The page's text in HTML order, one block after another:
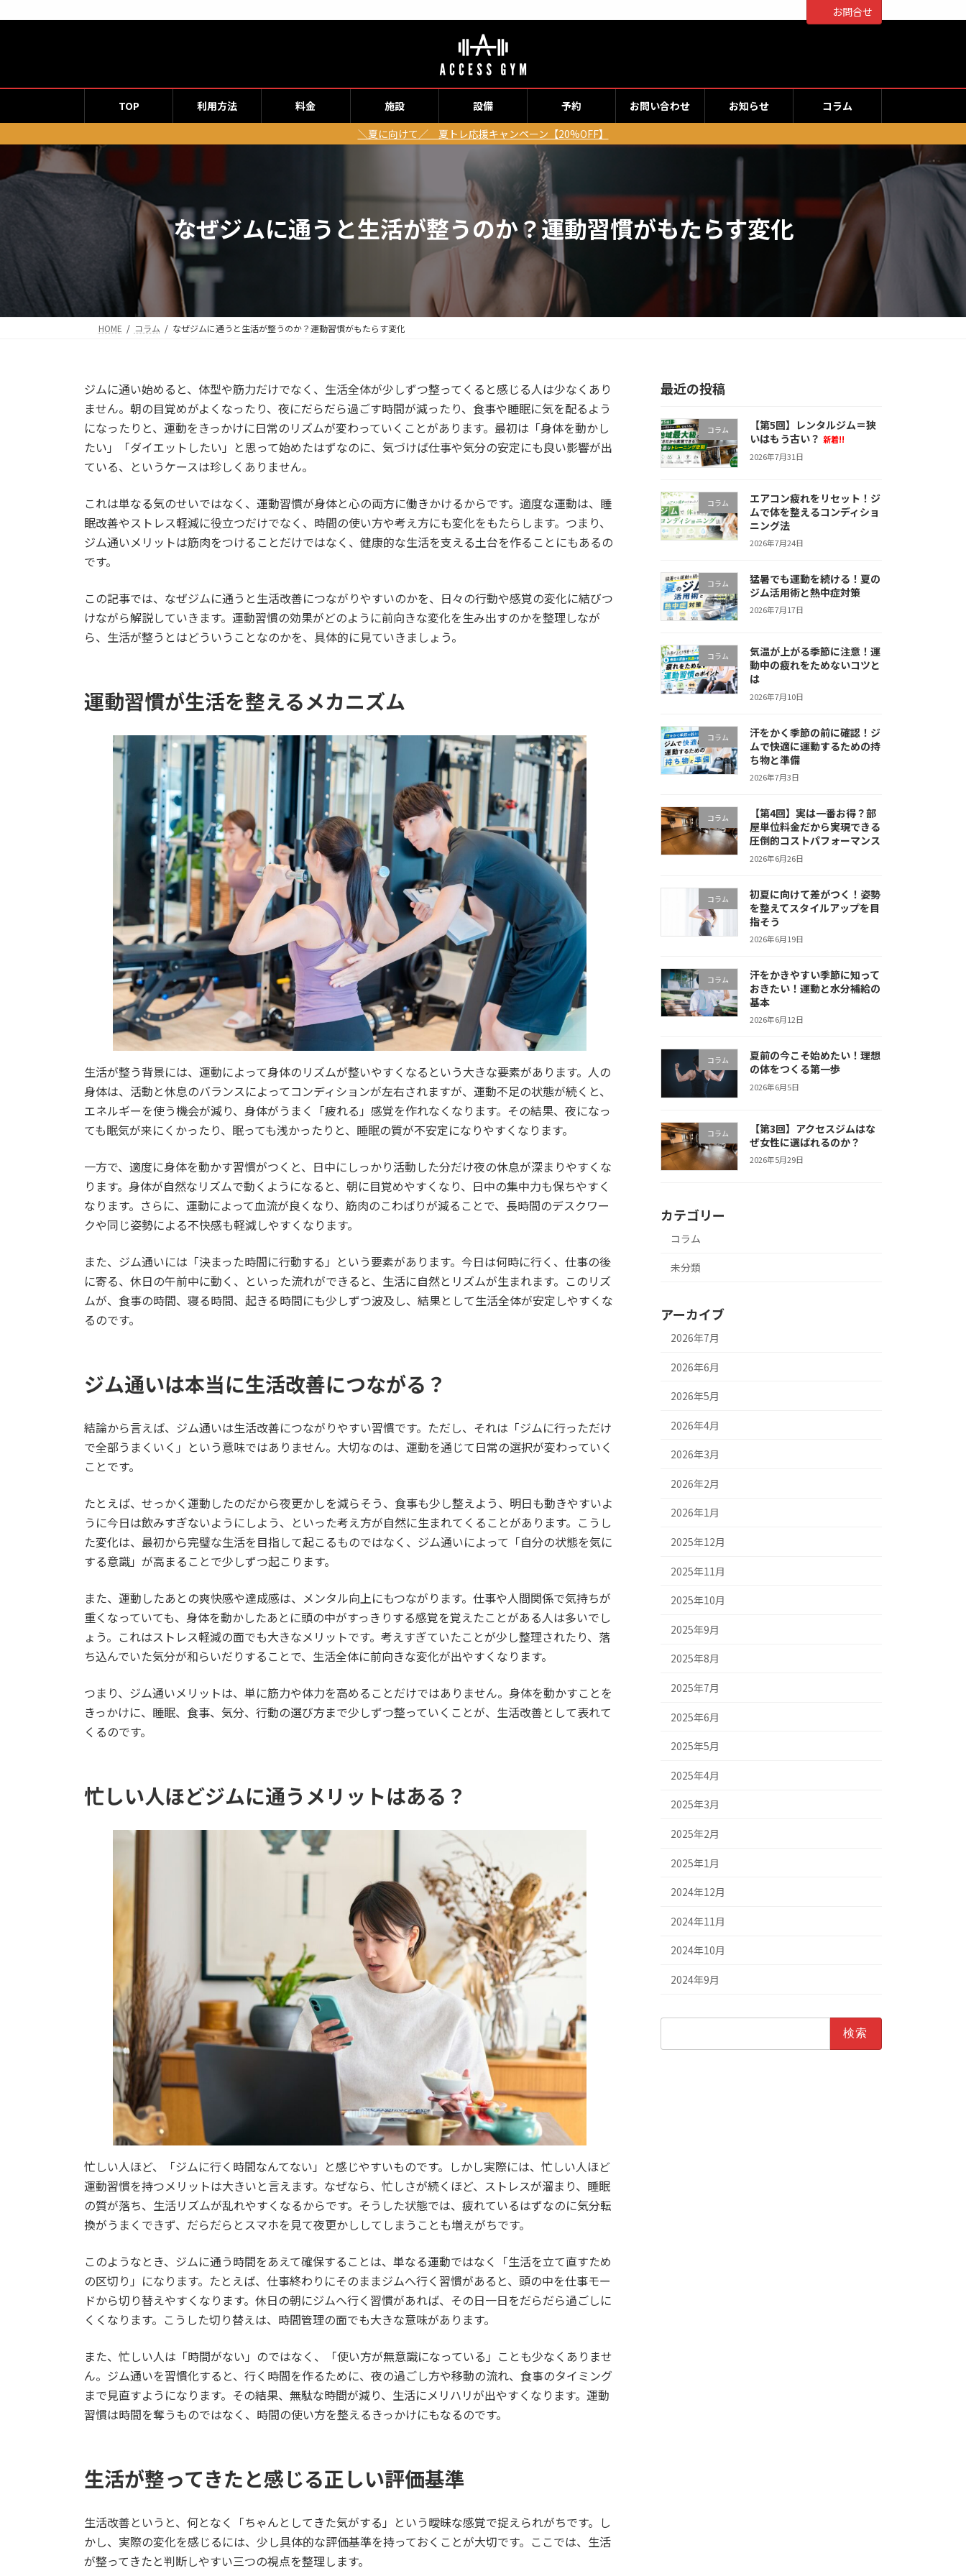
ン
へ
キ
ッ
ビ
ョ
に
移
お問合せ
TOP 利用方法 料金 施設 設備 予約 お問い合わせ お知らせ
コラム
＼夏に向けて／ 夏トレ応援キャンペーン【20%OFF】
なぜジムに通うと生活が整うのか？運動習慣がもたらす変化
HOME コラム なぜジムに通うと生活が整うのか？運動習慣がもたらす変化
ジムに通い始めると、体型や筋力だけでなく、生活全体が少しずつ整ってくると感じる人は少なくあり
ません。朝の目覚めがよくなったり、夜にだらだら過ごす時間が減ったり、食事や睡眠に気を配るよう
になったりと、運動をきっかけに日常のリズムが変わっていくことがあります。最初は「身体を動かし
たい」「ダイエットしたい」と思って始めたはずなのに、気づけば仕事や気分の安定にも良い影響が出
ている、というケースは珍しくありません。
これは単なる気のせいではなく、運動習慣が身体と心の両方に働きかけるからです。適度な運動は、睡
眠改善やストレス軽減に役立つだけでなく、時間の使い方や考え方にも変化をもたらします。つまり、
ジム通いメリットは筋肉をつけることだけではなく、健康的な生活を支える土台を作ることにもあるの
です。
この記事では、なぜジムに通うと生活改善につながりやすいのかを、日々の行動や感覚の変化に結びつ
けながら解説していきます。運動習慣の効果がどのように前向きな変化を生み出すのかを整理しなが
ら、生活が整うとはどういうことなのかを、具体的に見ていきましょう。
運動習慣が生活を整えるメカニズム
生活が整う背景には、運動によって身体のリズムが整いやすくなるという大きな要素があります。人の
身体は、活動と休息のバランスによってコンディションが左右されますが、運動不足の状態が続くと、
エネルギーを使う機会が減り、身体がうまく「疲れる」感覚を作れなくなります。その結果、夜になっ
ても眠気が来にくかったり、眠っても浅かったりと、睡眠の質が不安定になりやすくなります。
一方で、適度に身体を動かす習慣がつくと、日中にしっかり活動した分だけ夜の休息が深まりやすくな
ります。身体が自然なリズムで動くようになると、朝に目覚めやすくなり、日中の集中力も保ちやすく
なります。さらに、運動によって血流が良くなり、筋肉のこわばりが減ることで、長時間のデスクワー
クや同じ姿勢による不快感も軽減しやすくなります。
また、ジム通いには「決まった時間に行動する」という要素があります。今日は何時に行く、仕事の後
に寄る、休日の午前中に動く、といった流れができると、生活に自然とリズムが生まれます。このリズ
ムが、食事の時間、寝る時間、起きる時間にも少しずつ波及し、結果として生活全体が安定しやすくな
るのです。
ジム通いは本当に生活改善につながる？
結論から言えば、ジム通いは生活改善につながりやすい習慣です。ただし、それは「ジムに行っただけ
で全部うまくいく」という意味ではありません。大切なのは、運動を通じて日常の選択が変わっていく
ことです。
たとえば、せっかく運動したのだから夜更かしを減らそう、食事も少し整えよう、明日も動きやすいよ
うに今日は飲みすぎないようにしよう、といった考え方が自然に生まれてくることがあります。こうし
た変化は、最初から完璧な生活を目指して起こるものではなく、ジム通いによって「自分の状態を気に
する意識」が高まることで少しずつ起こります。
また、運動したあとの爽快感や達成感は、メンタル向上にもつながります。仕事や人間関係で気持ちが
重くなっていても、身体を動かしたあとに頭の中がすっきりする感覚を覚えたことがある人は多いでし
ょう。これはストレス軽減の面でも大きなメリットです。考えすぎていたことが少し整理されたり、落
ち込んでいた気分が和らいだりすることで、生活全体に前向きな変化が出やすくなります。
つまり、ジム通いメリットは、単に筋力や体力を高めることだけではありません。身体を動かすことを
きっかけに、睡眠、食事、気分、行動の選び方まで少しずつ整っていくことが、生活改善として表れて
くるのです。
忙しい人ほどジムに通うメリットはある？
忙しい人ほど、「ジムに行く時間なんてない」と感じやすいものです。しかし実際には、忙しい人ほど
運動習慣を持つメリットは大きいと言えます。なぜなら、忙しさが続くほど、ストレスが溜まり、睡眠
の質が落ち、生活リズムが乱れやすくなるからです。そうした状態では、疲れているはずなのに気分転
換がうまくできず、だらだらとスマホを見て夜更かししてしまうことも増えがちです。
このようなとき、ジムに通う時間をあえて確保することは、単なる運動ではなく「生活を立て直すため
の区切り」になります。たとえば、仕事終わりにそのままジムへ行く習慣があると、頭の中を仕事モー
ドから切り替えやすくなります。休日の朝にジムへ行く習慣があれば、その日一日をだらだら過ごしに
くくなります。こうした切り替えは、時間管理の面でも大きな意味があります。
また、忙しい人は「時間がない」のではなく、「使い方が無意識になっている」ことも少なくありませ
ん。ジム通いを習慣化すると、行く時間を作るために、夜の過ごし方や移動の流れ、食事のタイミング
まで見直すようになります。その結果、無駄な時間が減り、生活にメリハリが出やすくなります。運動
習慣は時間を奪うものではなく、時間の使い方を整えるきっかけにもなるのです。
生活が整ってきたと感じる正しい評価基準
生活改善というと、何となく「ちゃんとしてきた気がする」という曖昧な感覚で捉えられがちです。し
かし、実際の変化を感じるには、少し具体的な評価基準を持っておくことが大切です。ここでは、生活
が整ってきたと判断しやすい三つの視点を整理します。
最近の投稿
コラム
【第5回】レンタルジム＝狭
いはもう古い？ 新着!!
2026年7月31日
コラム
エアコン疲れをリセット！ジ
ムで体を整えるコンディショ
ニング法
2026年7月24日
コラム
猛暑でも運動を続ける！夏の
ジム活用術と熱中症対策
2026年7月17日
コラム
気温が上がる季節に注意！運
動中の疲れをためないコツと
は
2026年7月10日
コラム
汗をかく季節の前に確認！ジ
ムで快適に運動するための持
ち物と準備
2026年7月3日
コラム
【第4回】実は一番お得？部
屋単位料金だから実現できる
圧倒的コストパフォーマンス
2026年6月26日
コラム
初夏に向けて差がつく！姿勢
を整えてスタイルアップを目
指そう
2026年6月19日
コラム
汗をかきやすい季節に知って
おきたい！運動と水分補給の
基本
2026年6月12日
コラム
夏前の今こそ始めたい！理想
の体をつくる第一歩
2026年6月5日
コラム
【第3回】アクセスジムはな
ぜ女性に選ばれるのか？
2026年5月29日
カテゴリー
コラム
未分類
アーカイブ
2026年7月
2026年6月
2026年5月
2026年4月
2026年3月
2026年2月
2026年1月
2025年12月
2025年11月
2025年10月
2025年9月
2025年8月
2025年7月
2025年6月
2025年5月
2025年4月
2025年3月
2025年2月
2025年1月
2024年12月
2024年11月
2024年10月
2024年9月